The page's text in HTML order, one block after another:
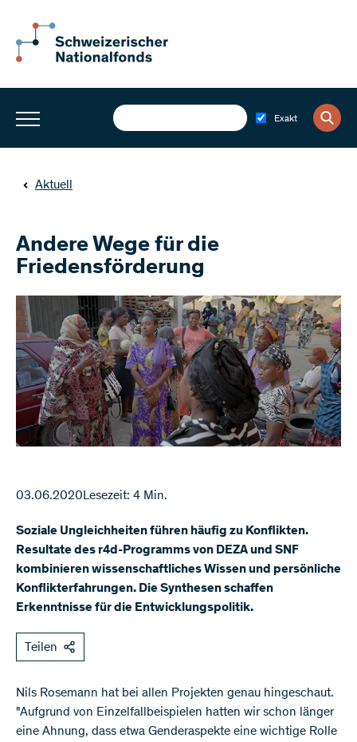
Exakt
Aktuell
Andere Wege für die
Friedensförderung
03.06.2020Lesezeit: 4 Min.
Soziale Ungleichheiten führen häufig zu Konflikten.
Resultate des r4d-Programms von DEZA und SNF
kombinieren wissenschaftliches Wissen und persönliche
Konflikterfahrungen. Die Synthesen schaffen
Erkenntnisse für die Entwicklungspolitik.
Teilen
Nils Rosemann hat bei allen Projekten genau hingeschaut.
"Aufgrund von Einzelfallbeispielen hatten wir schon länger
eine Ahnung, dass etwa Genderaspekte eine wichtige Rolle